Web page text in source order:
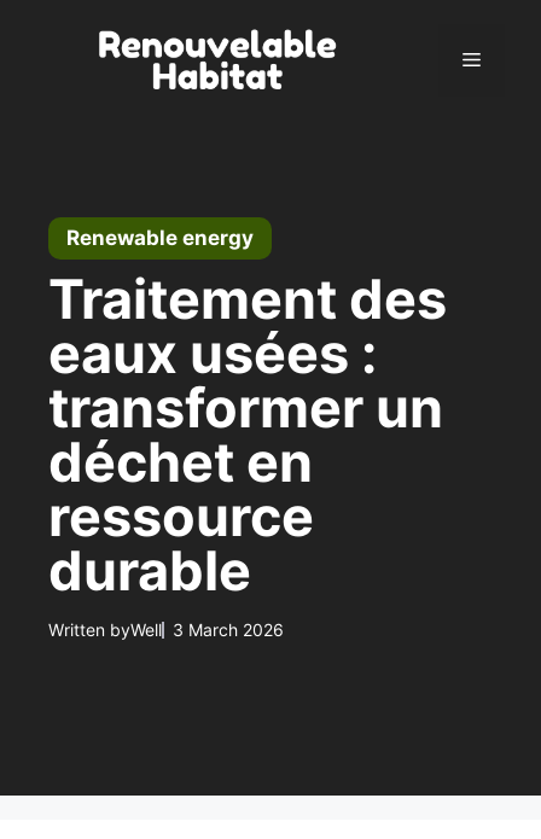
Menu
Renewable energy
Traitement des
eaux usées :
transformer un
déchet en
ressource
durable
Written byWell 3 March 2026